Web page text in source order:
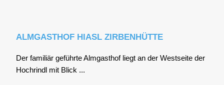
ALMGASTHOF HIASL ZIRBENHÜTTE
Der fami­li­är geführ­te Alm­gast­hof liegt an der West­sei­te der
Hoch­rindl mit Blick ...